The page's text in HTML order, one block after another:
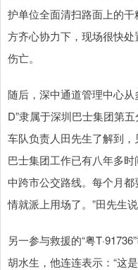
护单位全面清扫路面上的
方齐心协力下，现场很快
伤亡。
随后，深中通道管理中心从
D”隶属于深圳巴士集团第
车队负责人田先生了解到
巴士集团工作已有八年多
中跨市公交路线。每个月
情就派上用场了。”田先生说
另一参与救援的“粤
胡水生，他连连表示：“这